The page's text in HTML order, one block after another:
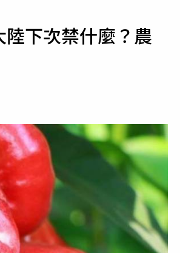
運勢下次禁什麼？農